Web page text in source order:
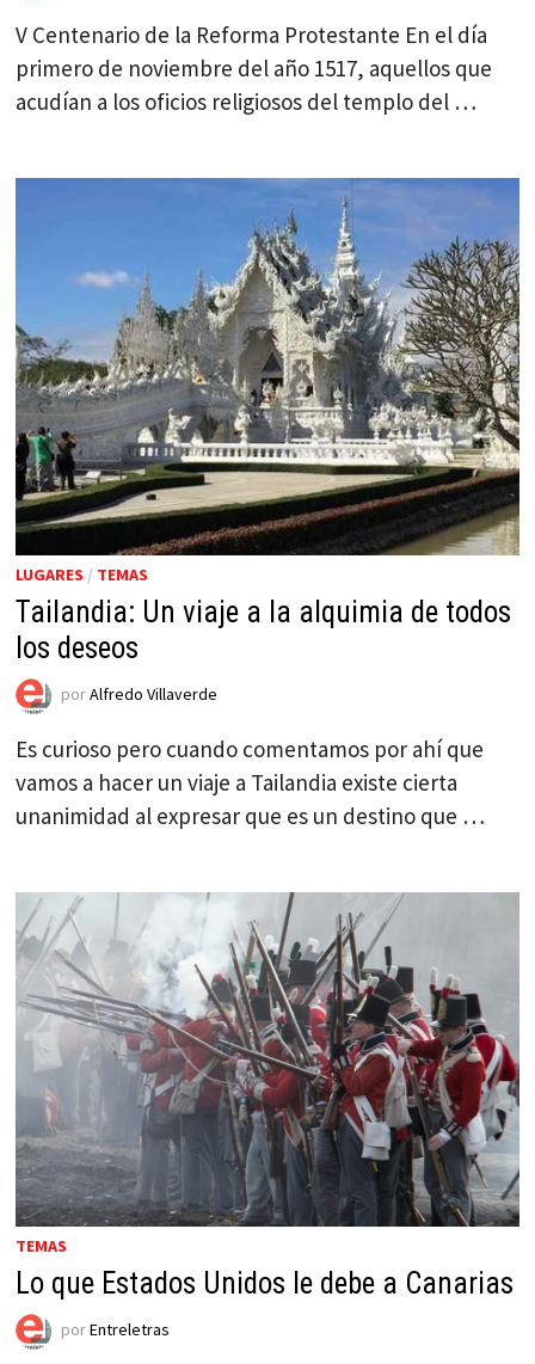
V Centenario de la Reforma Protestante En el día
primero de noviembre del año 1517, aquellos que
acudían a los oficios religiosos del templo del …
LUGARES / TEMAS
Tailandia: Un viaje a la alquimia de todos
los deseos
porAlfredo Villaverde
Es curioso pero cuando comentamos por ahí que
vamos a hacer un viaje a Tailandia existe cierta
unanimidad al expresar que es un destino que …
TEMAS
Lo que Estados Unidos le debe a Canarias
porEntreletras